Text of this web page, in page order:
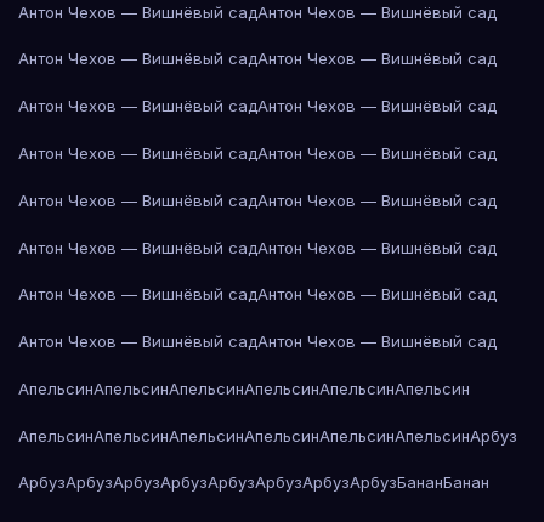
Антон Чехов — Вишнёвый садАнтон Чехов — Вишнёвый сад
Антон Чехов — Вишнёвый садАнтон Чехов — Вишнёвый сад
Антон Чехов — Вишнёвый садАнтон Чехов — Вишнёвый сад
Антон Чехов — Вишнёвый садАнтон Чехов — Вишнёвый сад
Антон Чехов — Вишнёвый садАнтон Чехов — Вишнёвый сад
Антон Чехов — Вишнёвый садАнтон Чехов — Вишнёвый сад
Антон Чехов — Вишнёвый садАнтон Чехов — Вишнёвый сад
Антон Чехов — Вишнёвый садАнтон Чехов — Вишнёвый сад
АпельсинАпельсинАпельсинАпельсинАпельсинАпельсин
АпельсинАпельсинАпельсинАпельсинАпельсинАпельсинАрбуз
АрбузАрбузАрбузАрбузАрбузАрбузАрбузАрбузБананБанан